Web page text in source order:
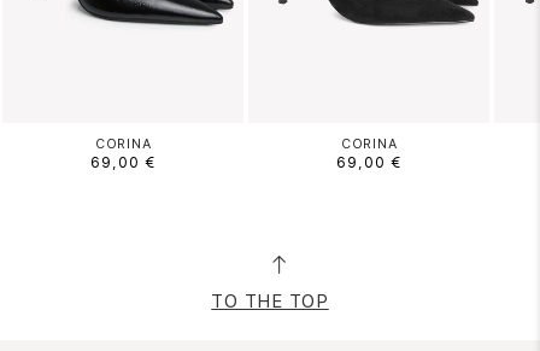
CORINA
69,00 €
CORINA
69,00 €
TO THE TOP